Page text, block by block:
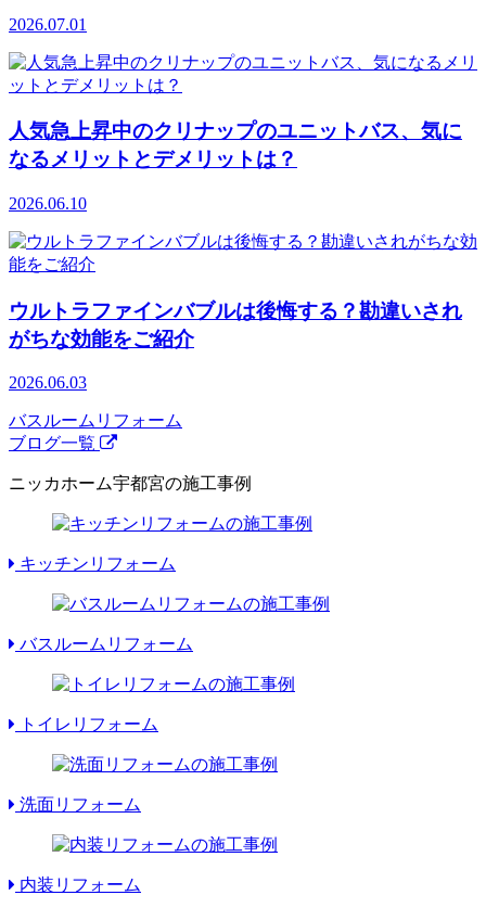
2026.07.01
人気急上昇中のクリナップのユニットバス、気に
なるメリットとデメリットは？
2026.06.10
ウルトラファインバブルは後悔する？勘違いされ
がちな効能をご紹介
2026.06.03
バスルームリフォーム
ブログ一覧
ニッカホーム宇都宮の施工事例
キッチンリフォーム
バスルームリフォーム
トイレリフォーム
洗面リフォーム
内装リフォーム